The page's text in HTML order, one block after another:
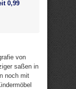
0,99
von
saßen in
noch mit